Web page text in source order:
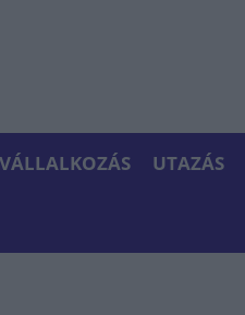
VÁLLALKOZÁS UTAZÁS